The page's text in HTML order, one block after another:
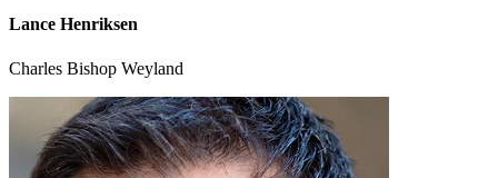
Lance Henriksen
Charles Bishop Weyland